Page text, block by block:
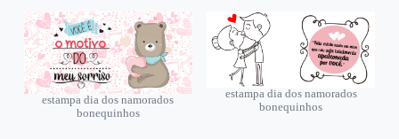
estampa dia dos namorados
bonequinhos
estampa dia dos namorados
bonequinhos